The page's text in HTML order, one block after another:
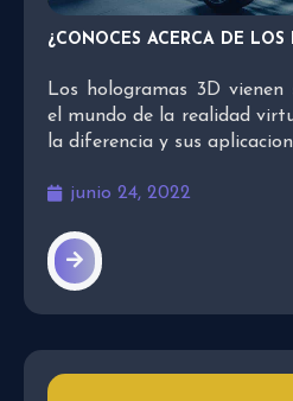
¿CONOCES ACERCA DE
Los hologramas 3D
el mundo de la realidad
la diferencia y sus
junio 24, 2022